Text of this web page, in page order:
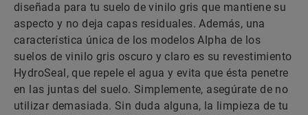
diseñada para tu suelo de vinilo gris que mantiene su
aspecto y no deja capas residuales. Además, una
característica única de los modelos Alpha de los
suelos de vinilo gris oscuro y claro es su revestimiento
HydroSeal, que repele el agua y evita que ésta penetre
en las juntas del suelo. Simplemente, asegúrate de no
utilizar demasiada. Sin duda alguna, la limpieza de tu